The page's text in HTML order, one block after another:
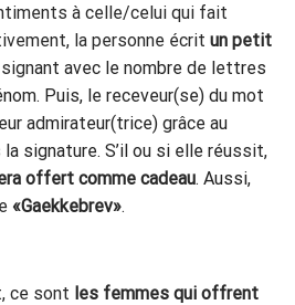
à celle/celui qui fait
la personne écrit un petit
ant avec le nombre de lettres
Puis, le receveur(se) du mot
admirateur(trice) grâce au
signature. S’il ou si elle réussit,
offert comme cadeau. Aussi,
«Gaekkebrev».
ce sont les femmes qui offrent